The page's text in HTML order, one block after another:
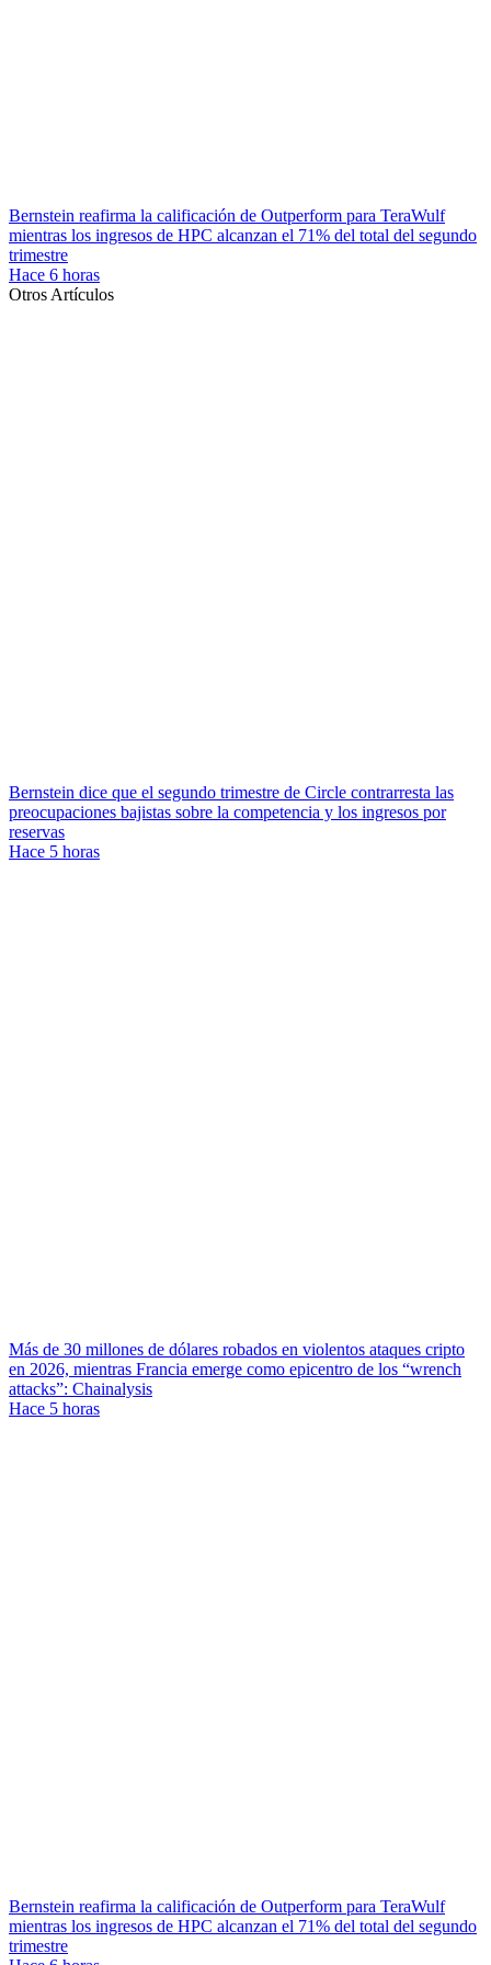
Bernstein reafirma la calificación de Outperform para TeraWulf
mientras los ingresos de HPC alcanzan el 71% del total del segundo
trimestre
Hace 6 horas
Otros Artículos
Bernstein dice que el segundo trimestre de Circle contrarresta las
preocupaciones bajistas sobre la competencia y los ingresos por
reservas
Hace 5 horas
Más de 30 millones de dólares robados en violentos ataques cripto
en 2026, mientras Francia emerge como epicentro de los “wrench
attacks”: Chainalysis
Hace 5 horas
Bernstein reafirma la calificación de Outperform para TeraWulf
mientras los ingresos de HPC alcanzan el 71% del total del segundo
trimestre